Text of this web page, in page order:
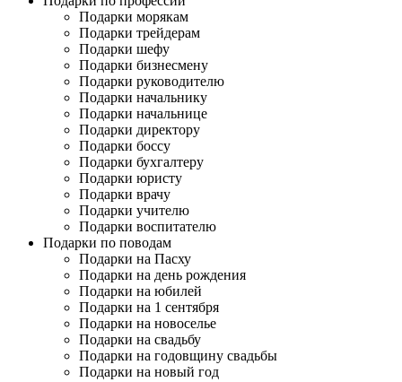
Подарки морякам
Подарки трейдерам
Подарки шефу
Подарки бизнесмену
Подарки руководителю
Подарки начальнику
Подарки начальнице
Подарки директору
Подарки боссу
Подарки бухгалтеру
Подарки юристу
Подарки врачу
Подарки учителю
Подарки воспитателю
Подарки по поводам
Подарки на Пасху
Подарки на день рождения
Подарки на юбилей
Подарки на 1 сентября
Подарки на новоселье
Подарки на свадьбу
Подарки на годовщину свадьбы
Подарки на новый год